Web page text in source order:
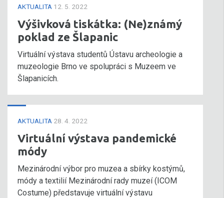
AKTUALITA 12. 5. 2022
Výšivková tiskátka: (Ne)známý
poklad ze Šlapanic
Virtuální výstava studentů Ústavu archeologie a
muzeologie Brno ve spolupráci s Muzeem ve
Šlapanicích.
AKTUALITA 28. 4. 2022
Virtuální výstava pandemické
módy
Mezinárodní výbor pro muzea a sbírky kostýmů,
módy a textilií Mezinárodní rady muzeí (ICOM
Costume) představuje virtuální výstavu